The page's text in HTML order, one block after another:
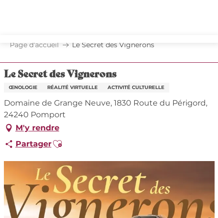
principal
Page d’accueil Le Secret des Vignerons
Le Secret des Vignerons
ŒNOLOGIE RÉALITÉ VIRTUELLE ACTIVITÉ CULTURELLE
Domaine de Grange Neuve, 1830 Route du Périgord,
24240 Pomport
M'y rendre
PartagerAjouter aux favoris